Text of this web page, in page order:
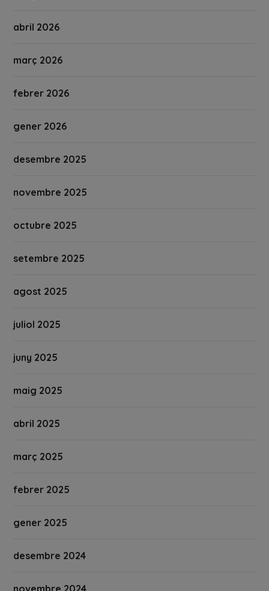
abril 2026
març 2026
febrer 2026
gener 2026
desembre 2025
novembre 2025
octubre 2025
setembre 2025
agost 2025
juliol 2025
juny 2025
maig 2025
abril 2025
març 2025
febrer 2025
gener 2025
desembre 2024
novembre 2024